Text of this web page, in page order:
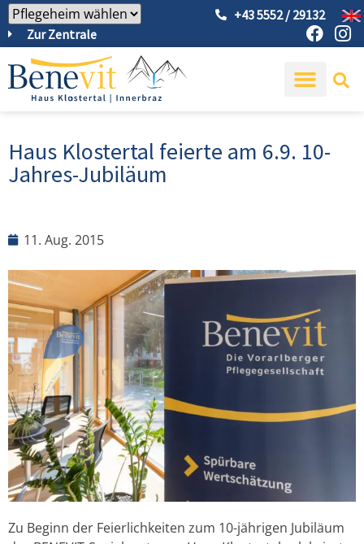
Zur Zentrale
+43 5552 / 29132
Haus Klostertal feierte am 6.9. 10-
Jahres-Jubiläum
11. Aug. 2015
Zu Beginn der Feierlichkeiten zum 10-jährigen Jubiläum